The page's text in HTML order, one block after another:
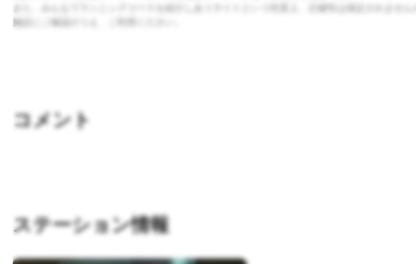
また、みんなでランニングコースを紹介しあうサイトという性質上、正確性は保証されません
施設にご確認のうえ、ご利用ください。
コメント
ステーション情報